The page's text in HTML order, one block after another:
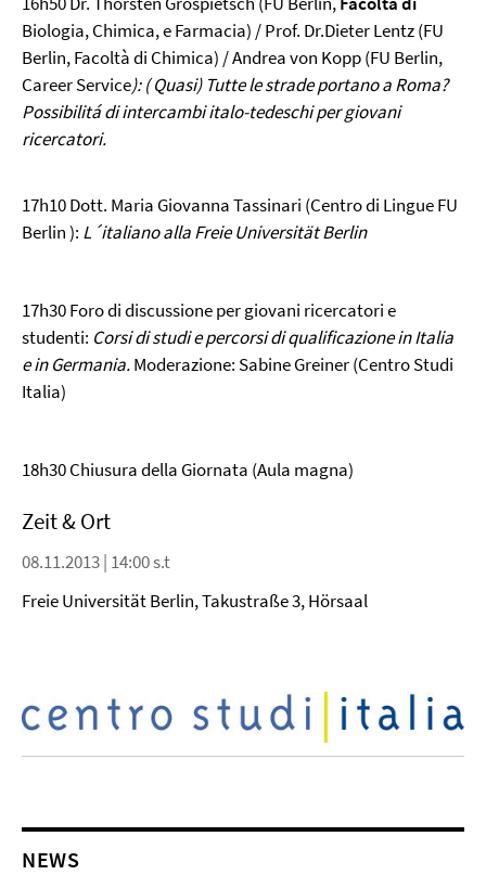
Biologia, Chimica, e Farmacia) / Prof. Dr.Dieter Lentz(FU
Berlin, Facoltà di Chimica) / Andrea von Kopp(FU Berlin,
Career Service): ( Quasi) Tutte le strade portano a Roma?
Possibilitá di intercambi italo-tedeschi per giovani
ricercatori.
17h10 Dott. Maria Giovanna Tassinari (Centro di Lingue FU
Berlin ): L´italiano alla Freie Universität Berlin
17h30 Foro di discussione per giovani ricercatori e
studenti: Corsi di studi e percorsi di qualificazione in Italia
e in Germania.Moderazione: Sabine Greiner (Centro Studi
Italia)
18h30 Chiusura della Giornata (Aula magna)
Zeit & Ort
08.11.2013 | 14:00 s.t
Freie Universität Berlin, Takustraße 3, Hörsaal
NEWS